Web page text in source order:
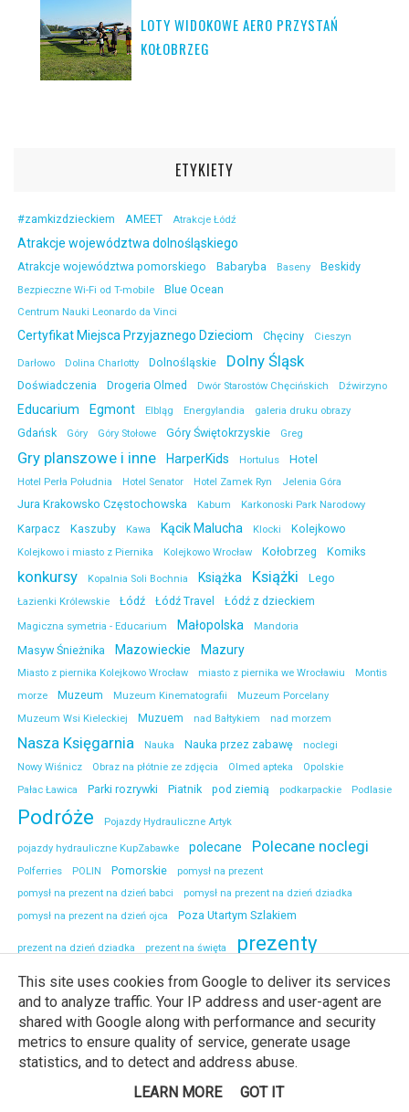
LOTY WIDOKOWE AERO PRZYSTAŃ
KOŁOBRZEG
ETYKIETY
#zamkizdzieckiem AMEET Atrakcje Łódź
Atrakcje województwa dolnośląskiego
Atrakcje województwa pomorskiego Babaryba Baseny Beskidy
Bezpieczne Wi-Fi od T-mobile Blue Ocean
Centrum Nauki Leonardo da Vinci
Certyfikat Miejsca Przyjaznego Dzieciom Chęciny Cieszyn
Darłowo Dolina Charlotty Dolnośląskie Dolny Śląsk
Doświadczenia Drogeria Olmed Dwór Starostów Chęcińskich Dźwirzyno
Educarium Egmont Elbląg Energylandia galeria druku obrazy
Gdańsk Góry Góry Stołowe Góry Świętokrzyskie Greg
Gry planszowe i inne HarperKids Hortulus Hotel
Hotel Perła Południa Hotel Senator Hotel Zamek Ryn Jelenia Góra
Jura Krakowsko Częstochowska Kabum Karkonoski Park Narodowy
Karpacz Kaszuby Kawa Kącik Malucha Klocki Kolejkowo
Kolejkowo i miasto z Piernika Kolejkowo Wrocław Kołobrzeg Komiks
konkursy Kopalnia Soli Bochnia Książka Książki Lego
Łazienki Królewskie Łódź Łódź Travel Łódź z dzieckiem
Magiczna symetria - Educarium Małopolska Mandoria
Masyw Śnieżnika Mazowieckie Mazury
Miasto z piernika Kolejkowo Wrocław miasto z piernika we Wrocławiu
Montis
morze
Muzeum Muzeum Kinematografii
Muzeum Porcelany
Muzeum Wsi Kieleckiej
Muzuem nad Bałtykiem nad morzem
Nasza Księgarnia Nauka Nauka przez zabawę
noclegi
Nowy Wiśnicz
Obraz na płótnie ze zdjęcia Olmed apteka
Opolskie
Pałac Ławica
Parki rozrywki Piatnik pod ziemią podkarpackie Podlasie
Podróże Pojazdy Hydrauliczne Artyk
pojazdy hydrauliczne KupZabawke polecane Polecane noclegi
Polferries POLIN Pomorskie
pomysł na prezent
pomysł na prezent na dzień babci
pomysł na prezent na dzień dziadka
pomysł na prezent na dzień ojca
Poza Utartym Szlakiem
prezent na dzień dziadka prezent na święta prezenty
Srebrna Góra Strefa Dziecka Strefa Mamy
Strefa Taty
Suntago Suntago Village Śląsk śląskie
Świeradów Zdrój Testowanie Trasy podziemne
Tubi Jelly
Warszawa
This site uses cookies from Google to deliver its services
and to analyze traffic. Your IP address and user-agent are
shared with Google along with performance and security
metrics to ensure quality of service, generate usage
statistics, and to detect and address abuse.
LEARN MORE
GOT IT